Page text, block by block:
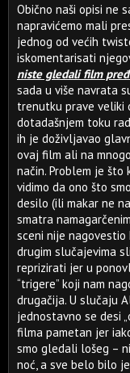
Obično naši opisi ne
napravićemo mali
jednog od većih
iskomentarisati
niste gledali film
sada u više navrata
trenutku prave veliki
dotadašnjem toku
ih je doživljavao
ovaj film ali na
način. Problem je
vidimo da ono što
desilo (ili makar ne
smatra
sceni nije nagovestio
drugim slučajevima
reprizirati jer u
“trigere” koji nam
drugačija. U slučaju
jednostavno se desi
filma pametan jer
smo gledali lošeg –
noć, a sve belo bilo